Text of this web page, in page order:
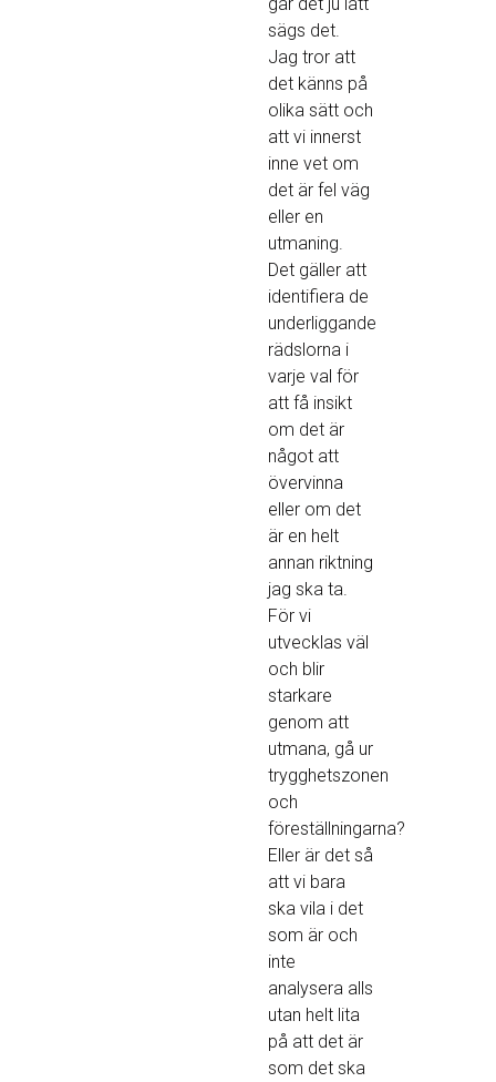
sägs det.
Jag tror att
det känns på
olika sätt och
att vi innerst
inne vet om
det är fel väg
eller en
utmaning.
Det gäller att
identifiera de
underliggande
rädslorna i
varje val för
att få insikt
om det är
något att
övervinna
eller om det
är en helt
annan riktning
jag ska ta.
För vi
utvecklas väl
och blir
starkare
genom att
utmana, gå ur
trygghetszonen
och
föreställningarna?
Eller är det så
att vi bara
ska vila i det
som är och
inte
analysera alls
utan helt lita
på att det är
som det ska